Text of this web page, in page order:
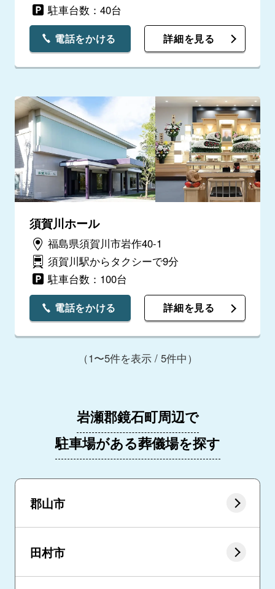
駐車台数：40台
電話をかける 詳細を見る
須賀川ホール
福島県須賀川市岩作40-1
須賀川駅からタクシーで9分
駐車台数：100台
電話をかける 詳細を見る
（1〜5件を表示 / 5件中）
岩瀬郡鏡石町周辺で
駐車場がある葬儀場を探す
郡山市
田村市